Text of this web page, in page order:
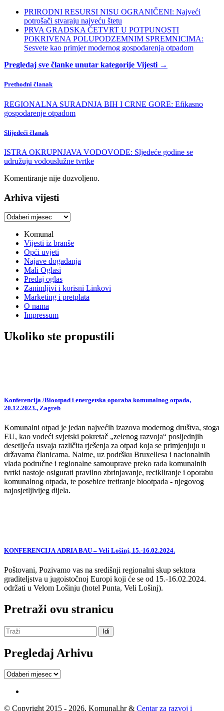
PRIRODNI RESURSI NISU OGRANIČENI: Najveći
potrošači stvaraju najveću štetu
PRVA GRADSKA ČETVRT U POTPUNOSTI
POKRIVENA POLUPODZEMNIM SPREMNICIMA:
Sesvete kao primjer modernog gospodarenja otpadom
Pregledaj sve članke unutar kategorije Vijesti →
Prethodni članak
REGIONALNA SURADNJA BIH I CRNE GORE: Efikasno
gospodarenje otpadom
Slijedeći članak
ISTRA OKRUPNJAVA VODOVODE: Sljedeće godine se
udružuju vodouslužne tvrtke
Komentiranje nije dozvoljeno.
Arhiva vijesti
Arhiva
Komunal
Vijesti iz branše
Opći uvjeti
Najave događanja
Mali Oglasi
Predaj oglas
Zanimljivi i korisni Linkovi
Marketing i pretplata
O nama
Impressum
Ukoliko ste propustili
Konferencija /Biootpad i energetska oporaba komunalnog otpada,
20.12.2023., Zagreb
Komunalni otpad je jedan najvećih izazova modernog društva, stoga
EU, kao vodeći svjetski pokretač „zelenog razvoja“ posljednjih
desetljeća usvaja različita rješenja za otpad koja se primjenjuju u
državama članicama. Naime, uz podršku Bruxellesa i nacionalnih
vlada područne i regionalne samouprave preko rada komunalnih
tvrtki nastoje osigurati pravilno zbrinjavanje, recikliranje i oporabu
komunalnog otpada, te posebice tretiranje biootpada - njegovog
najosjetljivijeg dijela.
KONFERENCIJA ADRIA BAU – Veli Lošinj, 15.-16.02.2024.
Poštovani, Pozivamo vas na središnji regionalni skup sektora
graditeljstva u jugoistočnoj Europi koji će se od 15.-16.02.2024.
održati u Velom Lošinju (hotel Punta, Veli Lošinj).
Pretraži ovu stranicu
Pregledaj Arhivu
Pregledaj
© Copyright 2015 - 2026, Komunal.hr & Centar za razvoj i